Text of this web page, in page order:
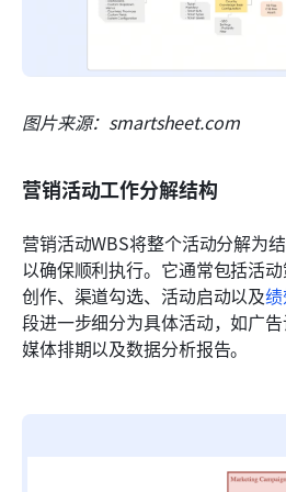
图片来源：smartsheet.com
营销活动工作分解结构
营销活动WBS将整个活动分解为
以确保顺利执行。它通常包括活
创作、渠道勾选、活动启动以及
段进一步细分为具体活动，如广
媒体排期以及数据分析报告。